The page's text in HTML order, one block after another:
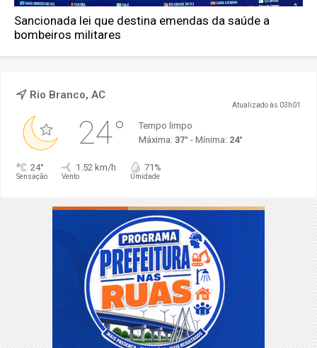
Sancionada lei que destina emendas da saúde a
bombeiros militares
Rio Branco, AC
Atualizado às 03h01
24°
Tempo limpo
Máxima: 37° - Mínima: 24°
24°
Sensação
1.52 km/h
Vento
71%
Umidade